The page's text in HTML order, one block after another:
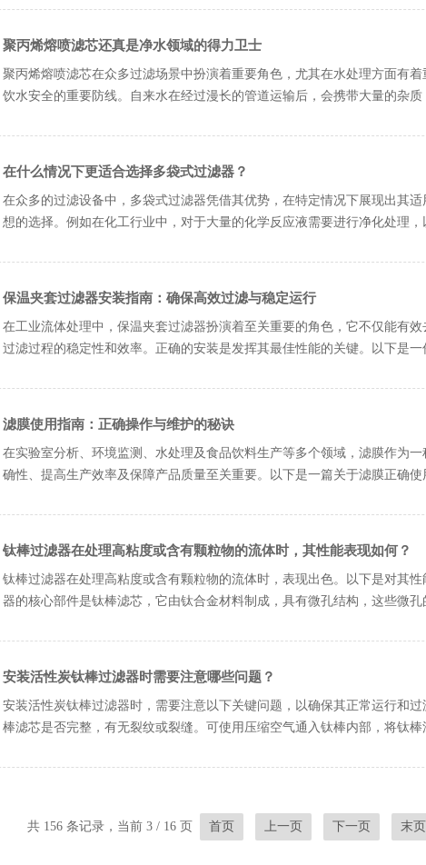
聚丙烯熔喷滤芯还真是净水领域的得力卫士
聚丙烯熔喷滤芯在众多过滤场景中扮演着重要角色，尤其在水处理方面有
饮水安全的重要防线。自来水在经过漫长的管道运输后，会携带大量的杂
在什么情况下更适合选择多袋式过滤器？
在众多的过滤设备中，多袋式过滤器凭借其优势，在特定情况下展现出其
想的选择。例如在化工行业中，对于大量的化学反应液需要进行净化处理
保温夹套过滤器安装指南：确保高效过滤与稳定运行
在工业流体处理中，保温夹套过滤器扮演着至关重要的角色，它不仅能有
过滤过程的稳定性和效率。正确的安装是发挥其最佳性能的关键。以下是
滤膜使用指南：正确操作与维护的秘诀
在实验室分析、环境监测、水处理及食品饮料生产等多个领域，滤膜作为
确性、提高生产效率及保障产品质量至关重要。以下是一篇关于滤膜正确
钛棒过滤器在处理高粘度或含有颗粒物的流体时，其性能表现如何？
钛棒过滤器在处理高粘度或含有颗粒物的流体时，表现出色。以下是对其
器的核心部件是钛棒滤芯，它由钛合金材料制成，具有微孔结构，这些微
安装活性炭钛棒过滤器时需要注意哪些问题？
安装活性炭钛棒过滤器时，需要注意以下关键问题，以确保其正常运行和
棒滤芯是否完整，有无裂纹或裂缝。可使用压缩空气通入钛棒内部，将钛
共 156 条记录，当前 3 / 16 页 首页 上一页 下一页 末页